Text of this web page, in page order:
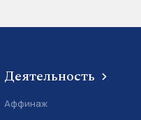
Деятельность
Аффинаж